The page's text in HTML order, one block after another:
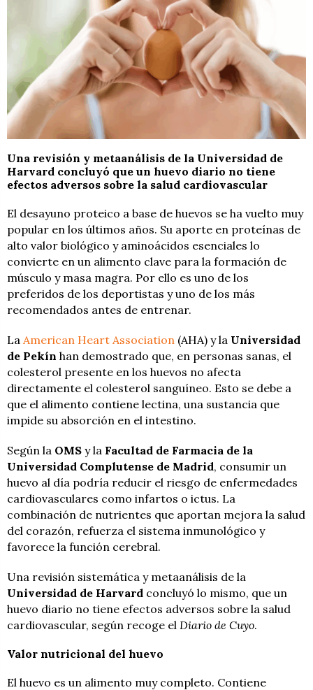
Una revisión y metaanálisis de la Universidad de
Harvard concluyó que un huevo diario no tiene
efectos adversos sobre la salud cardiovascular
El desayuno proteico a base de huevos se ha vuelto muy
popular en los últimos años. Su aporte en proteínas de
alto valor biológico y aminoácidos esenciales lo
convierte en un alimento clave para la formación de
músculo y masa magra. Por ello es uno de los
preferidos de los deportistas y uno de los más
recomendados antes de entrenar.
La American Heart Association (AHA) y la Universidad
de Pekín han demostrado que, en personas sanas, el
colesterol presente en los huevos no afecta
directamente el colesterol sanguíneo. Esto se debe a
que el alimento contiene lectina, una sustancia que
impide su absorción en el intestino.
Según la OMS y la Facultad de Farmacia de la
Universidad Complutense de Madrid, consumir un
huevo al día podría reducir el riesgo de enfermedades
cardiovasculares como infartos o ictus. La
combinación de nutrientes que aportan mejora la salud
del corazón, refuerza el sistema inmunológico y
favorece la función cerebral.
Una revisión sistemática y metaanálisis de la
Universidad de Harvard concluyó lo mismo, que un
huevo diario no tiene efectos adversos sobre la salud
cardiovascular, según recoge el Diario de Cuyo.
Valor nutricional del huevo
El huevo es un alimento muy completo. Contiene